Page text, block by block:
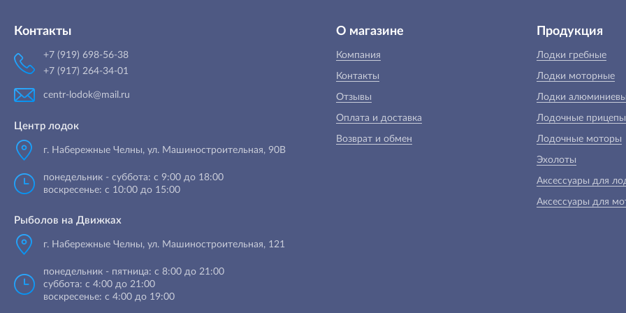
Контакты
+7 (919) 698-56-38
+7 (917) 264-34-01
centr-lodok@mail.ru
Центр лодок
г. Набережные Челны, ул. Машиностроительная, 90B
понедельник - суббота: с 9:00 до 18:00
воскресенье: с 10:00 до 15:00
Рыболов на Движках
г. Набережные Челны, ул. Машиностроительная, 121
понедельник - пятница: с 8:00 до 21:00
суббота: с 4:00 до 21:00
воскресенье: с 4:00 до 19:00
О магазине
Компания
Контакты
Отзывы
Оплата и доставка
Возврат и обмен
Продукция
Лодки гребные
Лодки моторные
Лодки
Лодочные прицепы
Лодочные моторы
Эхолоты
Аксессуары для
Аксессуары для